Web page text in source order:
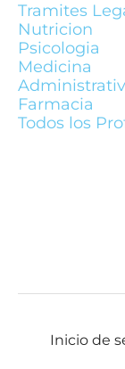
Tramites
Nutricion
Psicologia
Medicina
Farmacia
Todos los
Inicio de